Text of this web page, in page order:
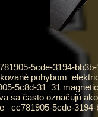
5cde-3194-bb3b-
pohybom
5c8d-31_31
sa často označujú
_cc781905-5cde-